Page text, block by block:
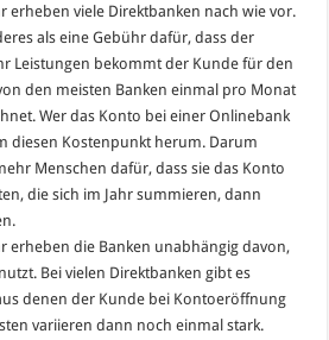
erheben viele Direktbanken nach wie vor.
als eine Gebühr dafür, dass der
Leistungen bekommt der Kunde für den
den meisten Banken einmal pro Monat
Wer das Konto bei einer Onlinebank
diesen Kostenpunkt herum. Darum
Menschen dafür, dass sie das Konto
die sich im Jahr summieren, dann
erheben die Banken unabhängig davon,
Bei vielen Direktbanken gibt es
denen der Kunde bei Kontoeröffnung
variieren dann noch einmal stark.